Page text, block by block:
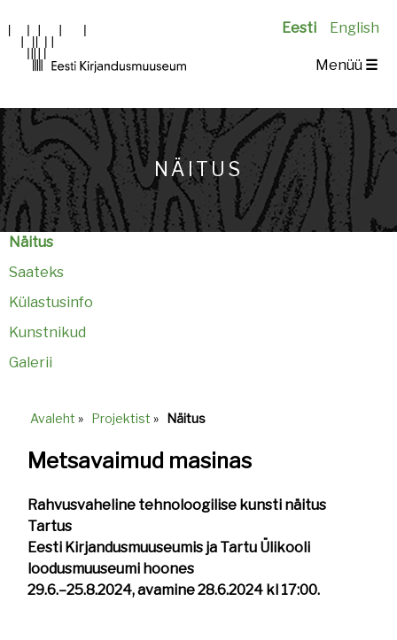
Eesti English
Main
Menüü ☰
NÄITUS
Näitus
Saateks
Külastusinfo
Kunstnikud
Galerii
Avaleht » Projektist » Näitus
Metsavaimud masinas
Rahvusvaheline tehnoloogilise kunsti näitus
Tartus
Eesti Kirjandusmuuseumis ja Tartu Ülikooli
loodusmuuseumi hoones
29.6.–25.8.2024, avamine 28.6.2024 kl 17:00.